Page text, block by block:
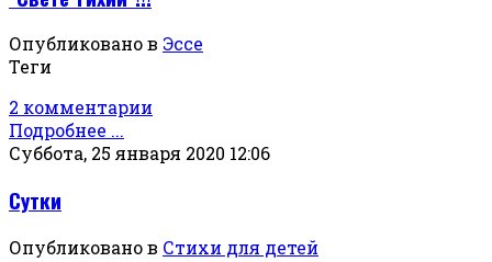
Опубликовано в Эссе
Теги
2 комментарии
Подробнее ...
Суббота, 25 января 2020 12:06
Сутки
Опубликовано в Стихи для детей